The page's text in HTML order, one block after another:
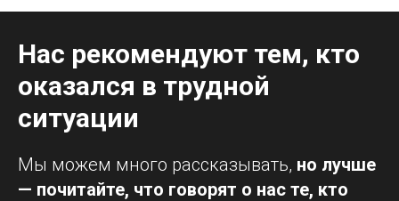
Нас рекомендуют тем, кто
оказался в трудной
ситуации
Мы можем много рассказывать, но лучше
— почитайте, что говорят о нас те, кто